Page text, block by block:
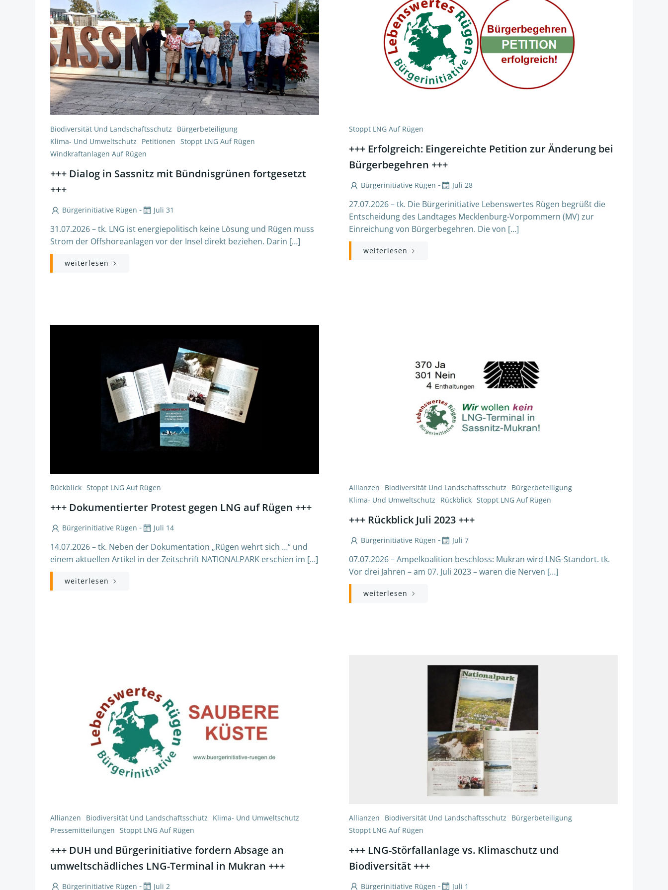
Biodiversität Und Landschaftsschutz
Bürgerbeteiligung
Klima- Und Umweltschutz
Petitionen Stoppt LNG Auf Rügen
Windkraftanlagen Auf Rügen
+++ Dialog in Sassnitz mit Bündnisgrünen fortgesetzt
+++
Bürgerinitiative Rügen - Juli 31
31.07.2026 – tk. LNG ist energiepolitisch keine Lösung und Rügen muss
Strom der Offshoreanlagen vor der Insel direkt beziehen. Darin […]
weiterlesen
Stoppt LNG Auf Rügen
+++ Erfolgreich: Eingereichte Petition zur Änderung bei
Bürgerbegehren +++
Bürgerinitiative Rügen - Juli 28
27.07.2026 – tk. Die Bürgerinitiative Lebenswertes Rügen begrüßt die
Entscheidung des Landtages Mecklenburg-Vorpommern (MV) zur
Einreichung von Bürgerbegehren. Die von […]
weiterlesen
Rückblick Stoppt LNG Auf Rügen
+++ Dokumentierter Protest gegen LNG auf Rügen +++
Bürgerinitiative Rügen - Juli 14
14.07.2026 – tk. Neben der Dokumentation „Rügen wehrt sich …“ und
einem aktuellen Artikel in der Zeitschrift NATIONALPARK erschien im […]
weiterlesen
Allianzen Biodiversität Und Landschaftsschutz
Bürgerbeteiligung
Klima- Und Umweltschutz
Rückblick Stoppt LNG Auf Rügen
+++ Rückblick Juli 2023 +++
Bürgerinitiative Rügen - Juli 7
07.07.2026 – Ampelkoalition beschloss: Mukran wird LNG-Standort. tk.
Vor drei Jahren – am 07. Juli 2023 – waren die Nerven […]
weiterlesen
Allianzen Biodiversität Und Landschaftsschutz
Klima- Und Umweltschutz
Pressemitteilungen Stoppt LNG Auf Rügen
+++ DUH und Bürgerinitiative fordern Absage an
umweltschädliches LNG-Terminal in Mukran +++
Bürgerinitiative Rügen - Juli 2
Allianzen Biodiversität Und Landschaftsschutz
Bürgerbeteiligung
Stoppt LNG Auf Rügen
+++ LNG-Störfallanlage vs. Klimaschutz und
Biodiversität +++
Bürgerinitiative Rügen - Juli 1